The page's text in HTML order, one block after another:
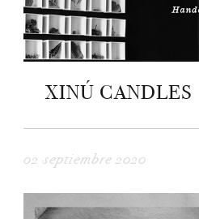
XINÚ CANDLES
02 septiembre 2020